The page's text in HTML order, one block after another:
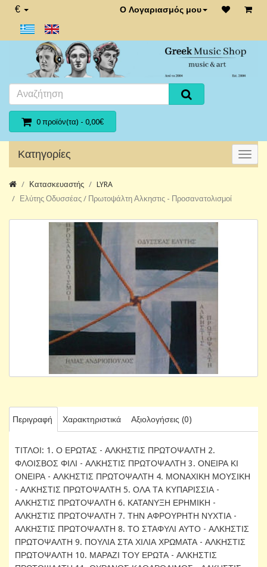
€ Ο Λογαριασμός μου
0 προϊόν(τα) - 0,00€
Κατηγορίες
Κατασκευαστής
LYRA
Ελύτης Οδυσσέας / Πρωτοψάλτη Αλκηστις - Προσανατολισμοί
Περιγραφή Χαρακτηριστικά Αξιολογήσεις (0)
ΤΙΤΛΟΙ: 1. Ο ΕΡΩΤΑΣ - ΑΛΚΗΣΤΙΣ ΠΡΩΤΟΨΑΛΤΗ 2.
ΦΛΟΙΣΒΟΣ ΦΙΛΙ - ΑΛΚΗΣΤΙΣ ΠΡΩΤΟΨΑΛΤΗ 3. ΟΝΕΙΡΑ ΚΙ
ΟΝΕΙΡΑ - ΑΛΚΗΣΤΙΣ ΠΡΩΤΟΨΑΛΤΗ 4. ΜΟΝΑΧΙΚΗ ΜΟΥΣΙΚΗ
- ΑΛΚΗΣΤΙΣ ΠΡΩΤΟΨΑΛΤΗ 5. ΟΛΑ ΤA ΚΥΠΑΡΙΣΣΙΑ -
ΑΛΚΗΣΤΙΣ ΠΡΩΤΟΨΑΛΤΗ 6. ΚΑΤΑΝΥΞΗ ΕΡΗΜΙΚΗ -
ΑΛΚΗΣΤΙΣ ΠΡΩΤΟΨΑΛΤΗ 7. ΤΗΝ ΑΦΡΟΥΡΗΤΗ ΝΥΧΤΙΑ -
ΑΛΚΗΣΤΙΣ ΠΡΩΤΟΨΑΛΤΗ 8. ΤΟ ΣΤΑΦΥΛΙ ΑΥΤΟ - ΑΛΚΗΣΤΙΣ
ΠΡΩΤΟΨΑΛΤΗ 9. ΠΟΥΛΙΑ ΣΤΑ ΧΙΛΙΑ ΧΡΩΜΑΤΑ - ΑΛΚΗΣΤΙΣ
ΠΡΩΤΟΨΑΛΤΗ 10. ΜΑΡΑΖΙ ΤΟΥ ΕΡΩΤΑ - ΑΛΚΗΣΤΙΣ